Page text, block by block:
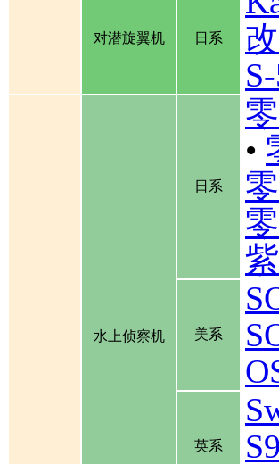
对潜旋翼机 日系
水上侦察机
日系
•
美系
英系